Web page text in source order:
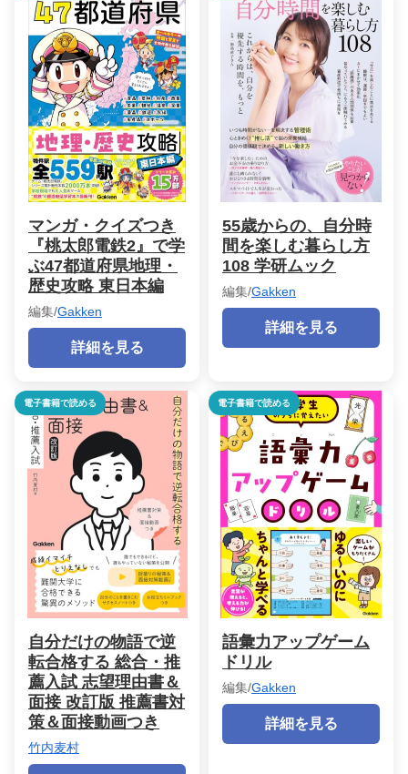
マンガ・クイズつき
『桃太郎電鉄2』で学
ぶ47都道府県地理・
歴史攻略 東日本編
編集/Gakken
詳細を見る
55歳からの、自分時
間を楽しむ暮らし方
108 学研ムック
編集/Gakken
詳細を見る
電子書籍で読める
自分だけの物語で逆
転合格する 総合・推
薦入試 志望理由書＆
面接 改訂版 推薦書対
策＆面接動画つき
竹内麦村
電子書籍で読める
語彙力アップゲーム
ドリル
編集/Gakken
詳細を見る